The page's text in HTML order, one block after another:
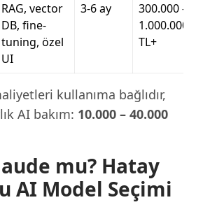
RAG, vector
DB, fine-
tuning, özel
UI
3-6 ay
300.000 –
1.000.000
TL+
kullanıma bağlıdır,
AI bakım: 10.000 – 40.000
mu? Hatay
AI Model Seçimi